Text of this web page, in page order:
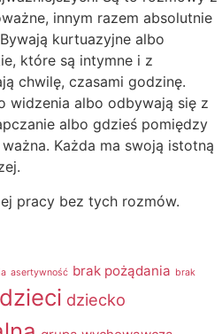
innym razem absolutnie
kurtuazyjne albo
które są intymne i z
chwilę, czasami godzinę.
widzenia albo odbywają się z
albo gdzieś pomiędzy
Każda ma swoją istotną
pracy bez tych rozmów.
asertywność brak pożądania brak
dzieci dziecko